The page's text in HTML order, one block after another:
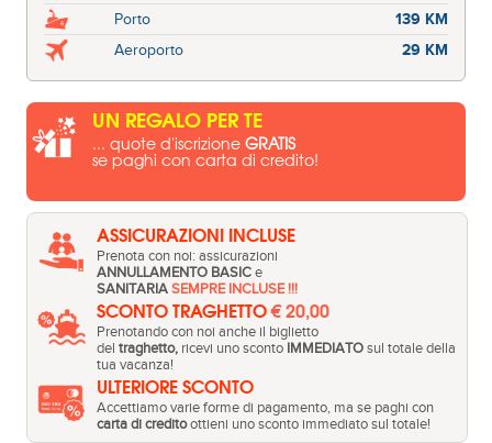
Porto
139 KM
Aeroporto
29 KM
UN REGALO PER TE
... quote d'iscrizioneGRATIS
se paghi con carta di credito!
ASSICURAZIONI INCLUSE
Prenota con noi: assicurazioni
ANNULLAMENTO BASIC e
SANITARIA SEMPRE INCLUSE !!!
SCONTO TRAGHETTO€ 20,00
Prenotando con noi anche il biglietto
del traghetto, ricevi uno sconto IMMEDIATO sul totale della
tua vacanza!
ULTERIORE SCONTO
Accettiamo varie forme di pagamento, ma se paghi con
carta di creditoottieni uno sconto immediato sul totale!